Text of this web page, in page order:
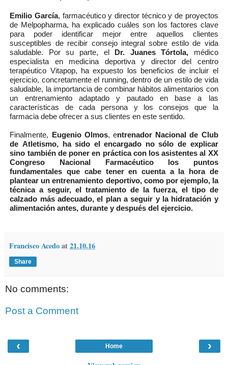
Emilio García, farmacéutico y director técnico y de proyectos
de Melpopharma, ha explicado cuáles son los factores clave
para poder identificar mejor entre aquellos clientes
susceptibles de recibir consejo integral sobre estilo de vida
saludable. Por su parte, el
Dr. Juanes Tórtola, médico
especialista en medicina deportiva y director del centro
terapéutico Vitapop, ha expuesto los beneficios de incluir el
ejercicio, concretamente el running, dentro de un estilo de vida
saludable, la importancia de combinar hábitos alimentarios con
un entrenamiento adaptado y pautado en base a las
características de cada persona y los consejos que la
farmacia debe ofrecer a sus clientes en este sentido.
Finalmente, Eugenio Olmos, entrenador Nacional de Club
de Atletismo, ha sido el encargado no sólo de explicar
sino también de poner en práctica con los asistentes al XX
Congreso Nacional Farmacéutico los puntos
fundamentales que cabe tener en cuenta a la hora de
plantear un entrenamiento deportivo, como por ejemplo, la
técnica a seguir, el tratamiento de la fuerza, el tipo de
calzado más adecuado, el plan a seguir y la hidratación y
alimentación antes, durante y después del ejercicio.
Francisco Acedoat21.10.16
Share
No comments:
Post a Comment
‹ ›
Home